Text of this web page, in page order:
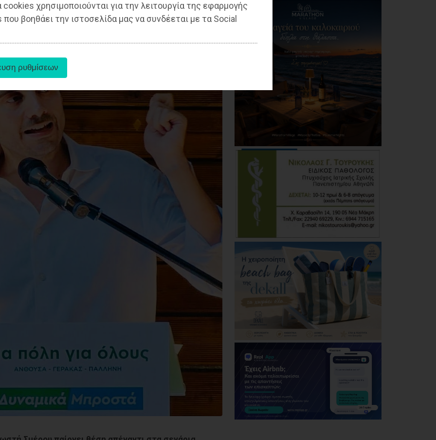
χρησιμοποιούνται για την λειτουργία της εφαρμογής
που βοηθάει την ιστοσελίδα μας να συνδέεται με τα Social
Η Novibet «ψηφίζει»
πρωθυπουργό: Το
ακλόνητο φαβορί, η
επιστροφή και το
αουτσάιντερ των
06/08/2026
Προσφυγή της
αντιπολίτευσης του
Δήμου Παλλήνης στην
Αποκεντρωμένη
Διοίκηση για τον
Αβαρκιώτη
06/08/2026
Δήμος Μαραθώνα: Το
ΤΟ ΕΙΔΑΜΕ 2026»
06/08/2026
Με μεγαλοπρέπεια η
λιτάνευση της
εικόνας της
Μεταμόρφωσης του
06/08/2026
Το LIVE του
Καλοκαιριού: Ο Πάνος
Μουζουράκης στο
Marathon Village - Την
Πέμπτη 27 Αυγούστου
Δήμος Αθηναίων:
Απομάκρυνση 240
τραπεζοκαθισμάτων
σε 13 επιχειρησιακές
δράσεις της
Δημοτικής
Ολοταχώς για την
έκτη θητεία του ο
Δημήτρης Λουκάς